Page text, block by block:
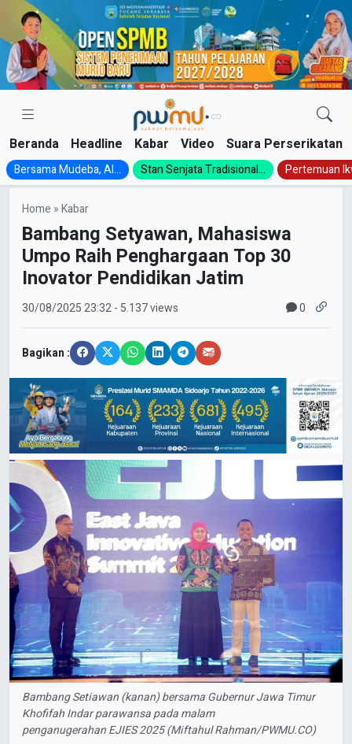
Skip
content
Beranda Headline Kabar Video Suara Perserikatan
Bersama Mudeba, Al... Stan Senjata Tradisional... Pertemuan
Home »Kabar
Bambang Setyawan, Mahasiswa
Umpo Raih Penghargaan Top 30
Inovator Pendidikan Jatim
30/08/202523:32- 5.137 views 0
Bagikan :
Bambang Setiawan (kanan) bersama Gubernur Jawa Timur
Khofifah Indar parawansa pada malam
penganugerahan EJIES 2025 (Miftahul Rahman/PWMU.CO)